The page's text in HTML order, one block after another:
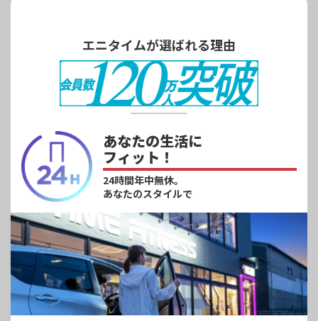
エニタイムが選ばれる理由
あなたの生活に
フィット！
24時間年中無休。
あなたのスタイルで